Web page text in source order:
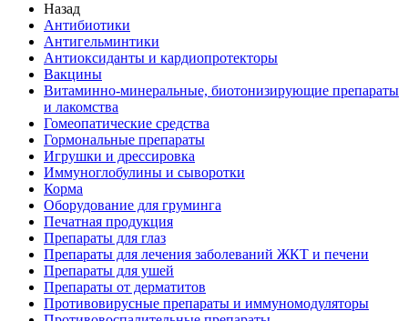
Назад
Антибиотики
Антигельминтики
Антиоксиданты и кардиопротекторы
Вакцины
Витаминно-минеральные, биотонизирующие препараты
и лакомства
Гомеопатические средства
Гормональные препараты
Игрушки и дрессировка
Иммуноглобулины и сыворотки
Корма
Оборудование для груминга
Печатная продукция
Препараты для глаз
Препараты для лечения заболеваний ЖКТ и печени
Препараты для ушей
Препараты от дерматитов
Противовирусные препараты и иммуномодуляторы